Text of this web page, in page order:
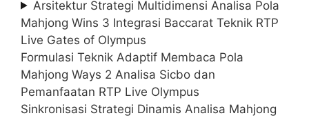
Arsitektur Strategi Multidimensi Analisa Pola
Mahjong Wins 3 Integrasi Baccarat Teknik RTP
Live Gates of Olympus
Formulasi Teknik Adaptif Membaca Pola
Mahjong Ways 2 Analisa Sicbo dan
Pemanfaatan RTP Live Olympus
Sinkronisasi Strategi Dinamis Analisa Mahjong